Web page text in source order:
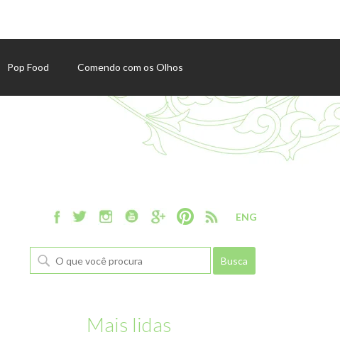
Pop Food Comendo com os Olhos
ENG
Mais lidas